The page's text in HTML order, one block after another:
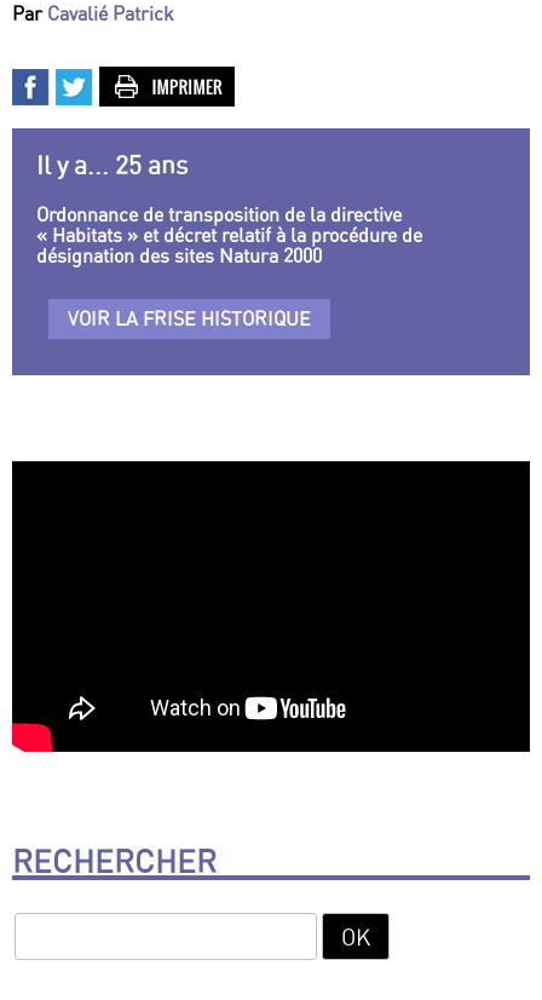
Par Cavalié Patrick
Il y a... 25 ans
Ordonnance de transposition de la directive
« Habitats » et décret relatif à la procédure de
désignation des sites Natura 2000
VOIR LA FRISE HISTORIQUE
RECHERCHER